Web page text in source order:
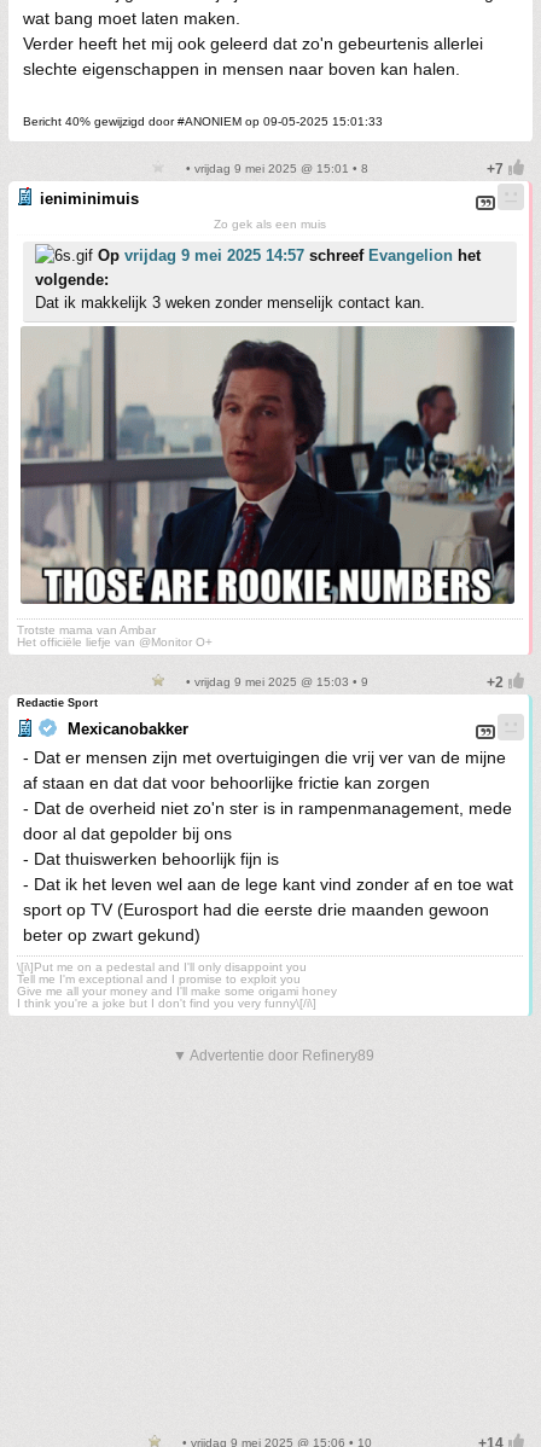
wat bang moet laten maken.
Verder heeft het mij ook geleerd dat zo'n gebeurtenis allerlei
slechte eigenschappen in mensen naar boven kan halen.
Bericht 40% gewijzigd door #ANONIEM op 09-05-2025 15:01:33
• vrijdag 9 mei 2025 @ 15:01 • 8
ieniminimuis
Zo gek als een muis
Op vrijdag 9 mei 2025 14:57 schreef Evangelion het
volgende:
Dat ik makkelijk 3 weken zonder menselijk contact kan.
Trotste mama van Ambar
Het officiële liefje van @Monitor O+
• vrijdag 9 mei 2025 @ 15:03 • 9
Redactie Sport
Mexicanobakker
- Dat er mensen zijn met overtuigingen die vrij ver van de mijne
af staan en dat dat voor behoorlijke frictie kan zorgen
- Dat de overheid niet zo'n ster is in rampenmanagement, mede
door al dat gepolder bij ons
- Dat thuiswerken behoorlijk fijn is
- Dat ik het leven wel aan de lege kant vind zonder af en toe wat
sport op TV (Eurosport had die eerste drie maanden gewoon
beter op zwart gekund)
\[i\]Put me on a pedestal and I'll only disappoint you
Tell me I'm exceptional and I promise to exploit you
Give me all your money and I'll make some origami honey
I think you're a joke but I don't find you very funny\[/i\]
▼ Advertentie door Refinery89
• vrijdag 9 mei 2025 @ 15:06 • 10